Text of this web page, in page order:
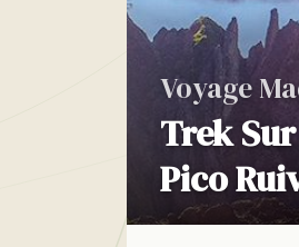
Voyage
Trek
Pico